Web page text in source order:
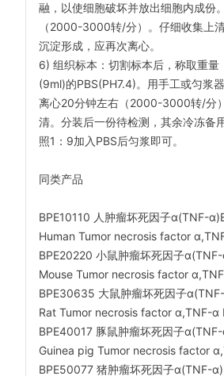
融，以使细胞破坏并放出细胞内成份
（2000-3000转/分）。仔细收集上
沉淀形成，应再次离心。
6) 组织标本：切割标本后，称取重量
(9ml)的PBS(PH7.4)。用手工或匀浆
离心20分钟左右（2000-3000转/分
清。分装后一份待检测，其余冷冻备
照1：9加入PBS后匀浆即可。
同类产品
BPE10110 人肿瘤坏死因子α(TNF-
Human Tumor necrosis factor
BPE20220 小鼠肿瘤坏死因子
Mouse Tumor necrosis factor
BPE30635 大鼠肿瘤坏死因子
Rat Tumor necrosis factor α,TNF-α
BPE40017 豚鼠肿瘤坏死因子
Guinea pig Tumor necrosis factor
BPE50077 猪肿瘤坏死因子